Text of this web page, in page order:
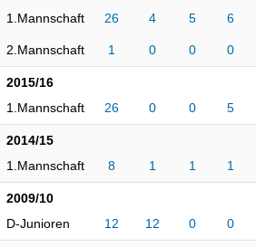
1.Mannschaft
26 4 5 6
2.Mannschaft 1 0 0 0
2015/16
1.Mannschaft
26 0 0 5
2014/15
1.Mannschaft
8 1 1 1
2009/10
D-Junioren
12 12 0 0